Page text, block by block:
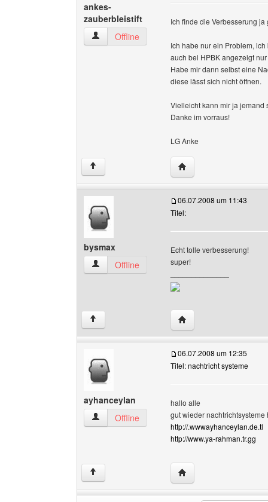
ankes-
zauberbleistift
ankes-zauberbleistift Benutzer-Profile
Offline
Ich finde die Verbesserung ja
Ich habe nur ein Problem,
auch bei HPBK angezeigt
Habe mir dann selbst eine
diese lässt sich nicht öffnen.
Vielleicht kann mir ja jemand
Danke im vorraus!
LG Anke
↑ Website dieses
bysmax
bysmax Benutzer-Profile anzeigen
Offline
06.07.2008 um 11:43
Titel:
Echt tolle verbesserung!
super!
↑ Website dieses
ayhanceylan
ayhanceylan Benutzer-Profile anzeigen
Offline
06.07.2008 um 12:35
Titel: nachtricht systeme
hallo alle
gut wieder
http://.wwwayhanceylan.de.tl
http://www.ya-rahman.tr.gg
↑ Website dieses